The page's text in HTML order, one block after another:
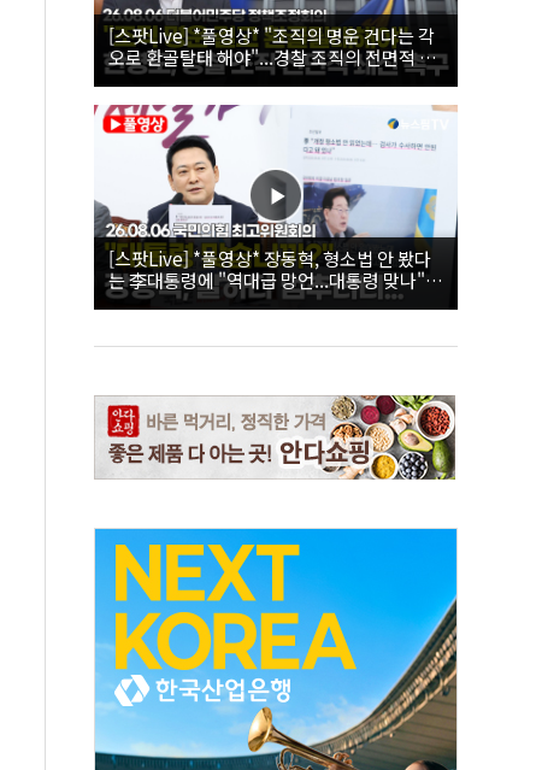
[스팟Live] *풀영상* "조직의 명운 건다는 각
오로 환골탈태 해야"...경찰 조직의 전면적 쇄
신 촉구한 한병도 | 26.08.06 더불어민주당 정
책조정회의
[스팟Live] *풀영상* 장동혁, 형소법 안 봤다
는 李대통령에 "역대급 망언...대통령 맞나"｜
26.08.06 국민의힘 최고위원회의